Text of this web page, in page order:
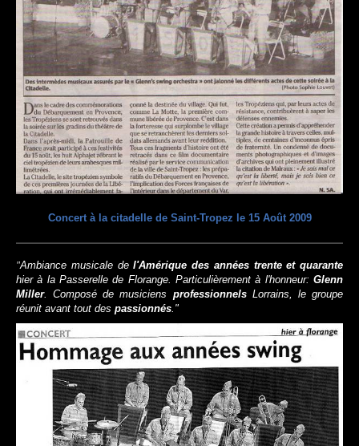
Concert à la citadelle de Saint-Tropez le 15 Août 2009
"Ambiance musicale del'Amérique des années trente et quarante
hier à la Passerelle de Florange. Particulièrement à l'honneur: Glenn
Miller. Composé de musiciens professionnelsLorrains, le groupe
réunit avant tout des passionnés ."